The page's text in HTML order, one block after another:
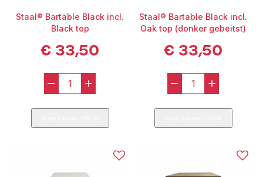
Staal® Bartable Black incl.
Black top
€ 33,50
-
Staal®
Bartable
Black
top
+
Staal® Bartable Black incl.
Oak top (donker gebeitst)
€ 33,50
-
Staal®
Bartable
Black
top
+